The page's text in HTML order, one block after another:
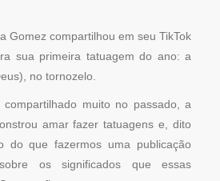
Gomez compartilhou em seu TikTok
sua primeira tatuagem do ano: a
no tornozelo.
muito no passado, a
amar fazer tatuagens e, dito
do que fazermos uma publicação
os significados que essas